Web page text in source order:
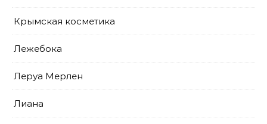
Крымская косметика
Лежебока
Леруа Мерлен
Лиана